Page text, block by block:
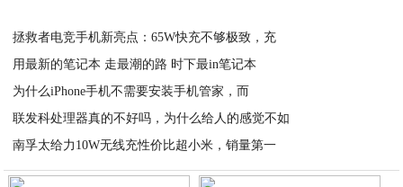
拯救者电竞手机新亮点：65W快充不够极致，充
用最新的笔记本 走最潮的路 时下最in笔记本
为什么iPhone手机不需要安装手机管家，而
联发科处理器真的不好吗，为什么给人的感觉不如
南孚太给力10W无线充性价比超小米，销量第一
2020-07-17